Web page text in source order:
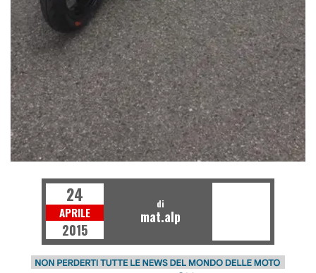
24
APRILE
2015
di
mat.alp